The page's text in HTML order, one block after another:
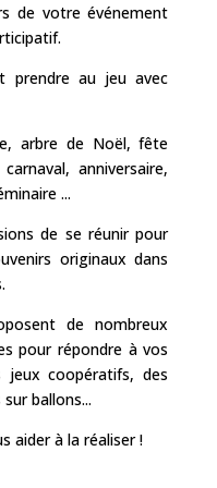
de votre événement
prendre au jeu avec
arbre de Noël, fête
anniversaire,
...
de se réunir pour
originaux dans
de nombreux
pour répondre à vos
coopératifs, des
ballons...
aider à la réaliser !